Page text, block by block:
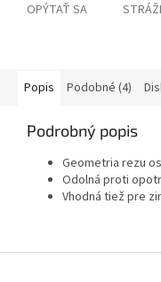
OPÝTAŤ SA
Popis Podobné (4)
Podrobný popis
Geometria rezu
Odolná proti
Vhodná tiež pre